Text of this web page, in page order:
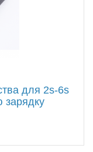
для 2s-6s
зарядку